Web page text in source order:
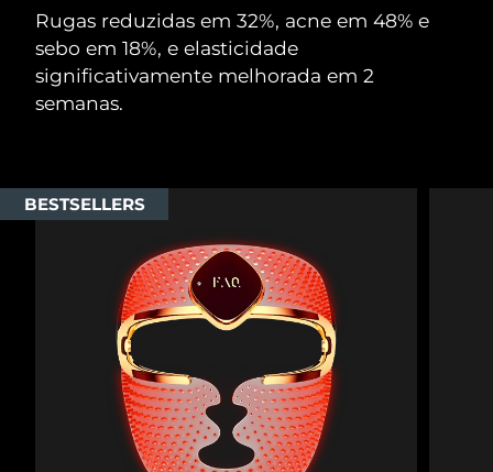
Rugas reduzidas em 32%, acne em 48% e
sebo em 18%, e elasticidade
significativamente melhorada em 2
semanas.
BESTSELLERS